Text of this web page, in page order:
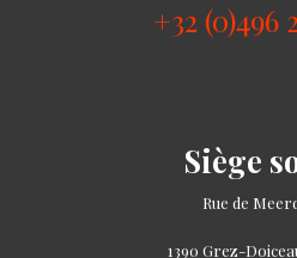
+32 (0)496
Siège
Rue de
1390 Grez-